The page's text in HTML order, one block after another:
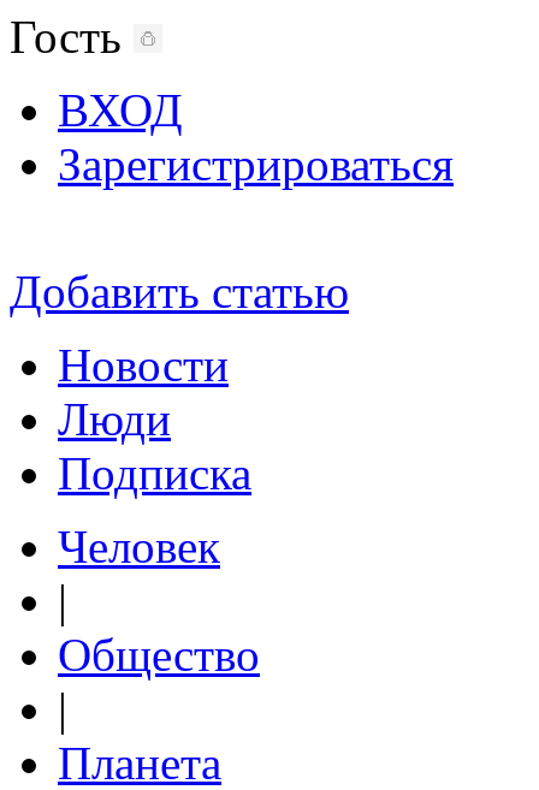
Гость
ВХОД
Зарегистрироваться
Добавить статью
Новости
Люди
Подписка
Человек
|
Общество
|
Планета